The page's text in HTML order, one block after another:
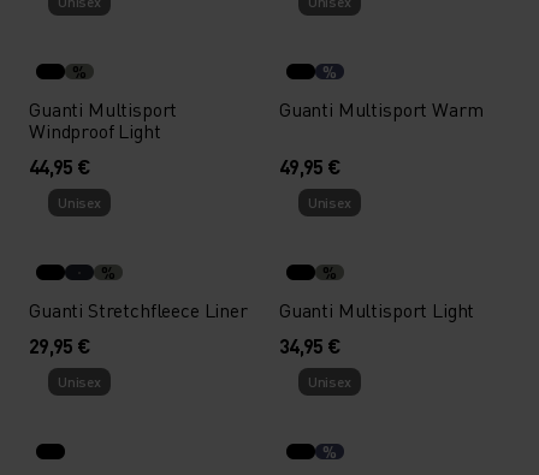
%
Guanti Multisport
Windproof Light
44,95 €
%
Guanti Multisport Warm
49,95 €
Unisex
%
Guanti Stretchfleece Liner
29,95 €
Unisex
%
Guanti Multisport Light
34,95 €
Unisex Unisex
%